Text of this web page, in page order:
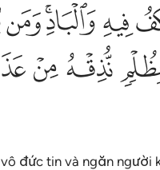
ﱙﱚﱛﱜ
ﱡﱢ
đức tin và ngăn người